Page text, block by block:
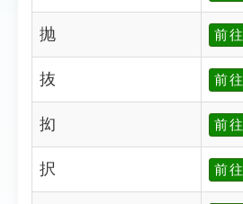
抛 前往
抜 前往
抝 前往
択 前往